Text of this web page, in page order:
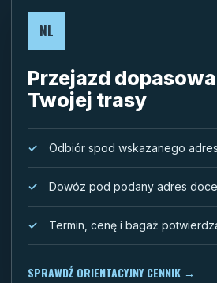
NL
Przejazd
Twojej trasy
Odbiór spod wskazanego
Dowóz pod podany adres
Termin, cenę i bagaż
SPRAWDŹ ORIENTACYJNY CENNIK →